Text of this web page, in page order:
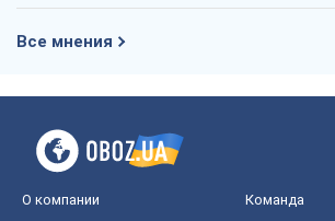
Все мнения
О компании Команда